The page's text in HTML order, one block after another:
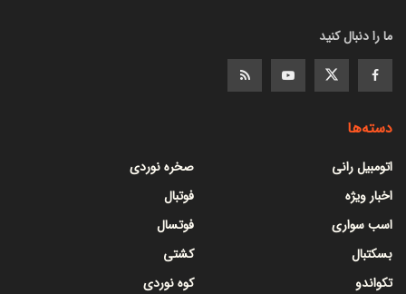
ما را دنبال کنید
دسته‌ها
اتومبیل رانی
اخبار ویژه
اسب سواری
بسکتبال
تکواندو
صخره نوردی
فوتبال
فوتسال
کشتی
کوه نوردی